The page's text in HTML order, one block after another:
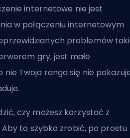
internetowe nie jest
w połączeniu internetowym
problemów
gry, jest małe
Twoja ranga się nie
czy możesz korzystać z
to szybko zrobić, po prostu